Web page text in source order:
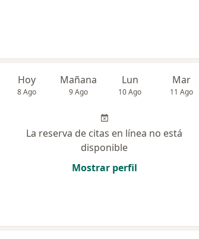
Hoy
8 Ago
Mañana
9 Ago
Lun
10 Ago
Mar
11 Ago
La reserva de citas en línea no está
disponible
Mostrar perfil